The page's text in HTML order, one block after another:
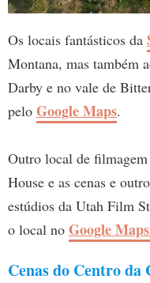
Os locais fantásticos da
Montana, mas também
Darby e no vale de
pelo Google Maps.
Outro local de
House e as cenas e
estúdios da Utah Film
o local no Google
Cenas do Centro da